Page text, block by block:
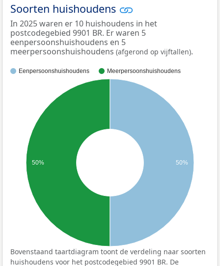
Soorten huishoudens
In 2025 waren er 10 huishoudens in het
postcodegebied 9901 BR. Er waren 5
eenpersoonshuishoudens en 5
meerpersoonshuishoudens (afgerond op vijftallen).
Eenpersoonshuishoudens Meerpersoonshuishoudens
50% 50%
Bovenstaand taartdiagram toont de verdeling naar soorten
huishoudens voor het postcodegebied 9901 BR. De